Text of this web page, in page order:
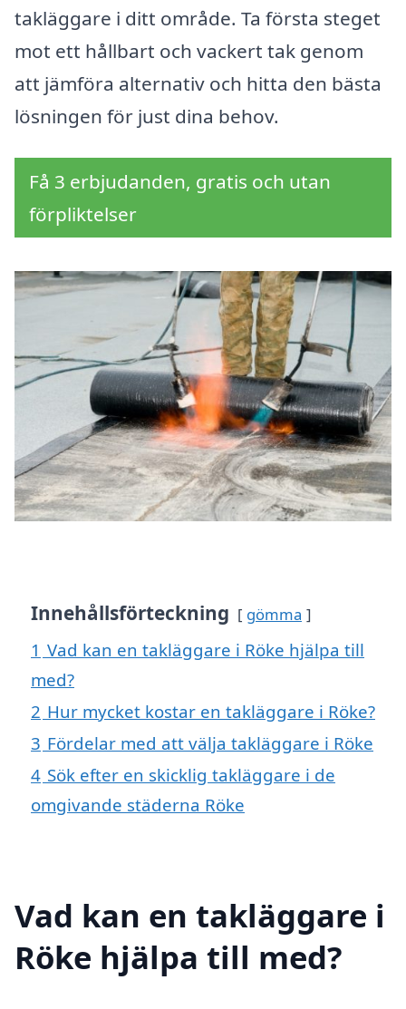
takläggare i ditt område. Ta första steget
mot ett hållbart och vackert tak genom
att jämföra alternativ och hitta den bästa
lösningen för just dina behov.
Få 3 erbjudanden, gratis och utan
förpliktelser
Innehållsförteckning gömma
1 Vad kan en takläggare i Röke hjälpa till
med?
2 Hur mycket kostar en takläggare i Röke?
3 Fördelar med att välja takläggare i Röke
4 Sök efter en skicklig takläggare i de
omgivande städerna Röke
Vad kan en takläggare i
Röke hjälpa till med?